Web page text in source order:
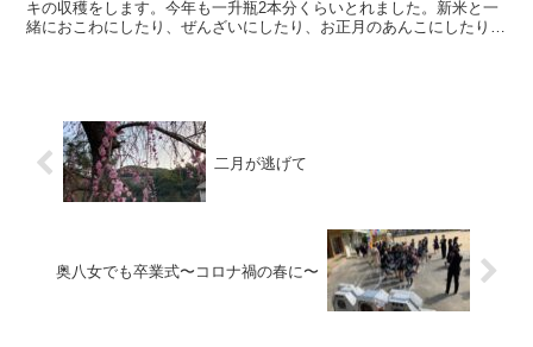
キの収穫をします。今年も一升瓶2本分くらいとれました。新米と一
緒におこわにしたり、ぜんざいにしたり、お正月のあんこにしたり、
二月が逃げて
奥八女でも卒業式〜コロナ禍の春に〜